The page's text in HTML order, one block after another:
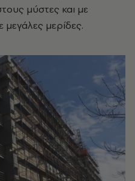
μύστες και με
μεγάλες μερίδες.